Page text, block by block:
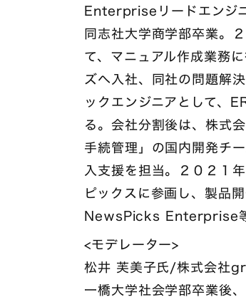
Enterpriseリードエンジ
同志社大学商学部卒業。
て、マニュアル作成業務
ズへ入社、同社の問題解
ックエンジニアとして、
る。会社分割後は、株
手続管理」の国内開発チ
入支援を担当。２０２１
ピックスに参画し、製品
NewsPicks Enterprise等
<モデレーター>
松井 芙美子氏/株式会
一橋大学社会学部卒業後